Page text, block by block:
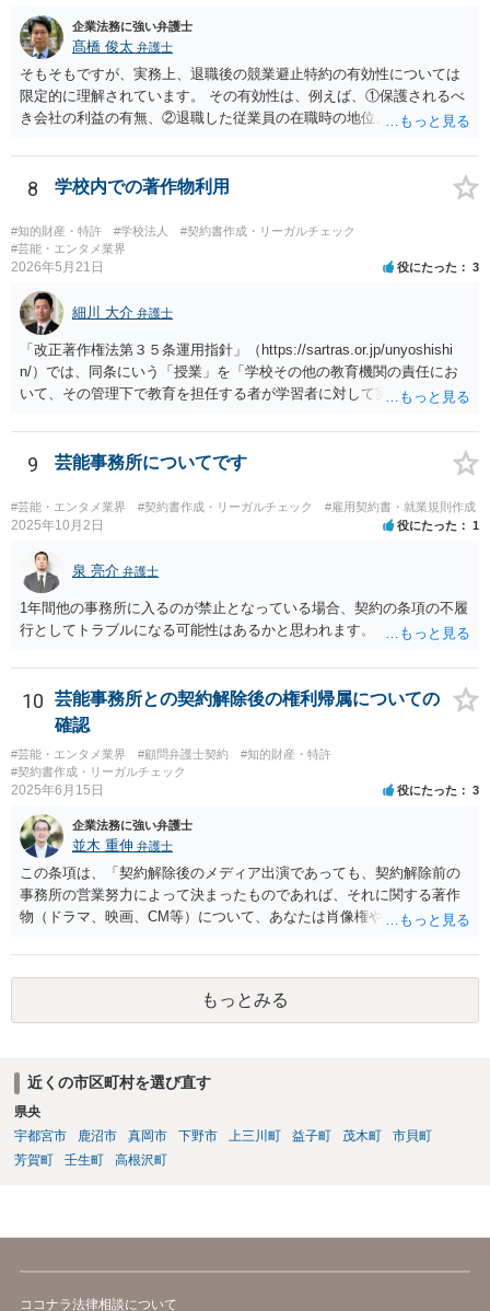
企業法務に強い弁護士
髙橋 俊太 弁護士
そもそもですが、実務上、退職後の競業避止特約の有効性については
限定的に理解されています。 その有効性は、例えば、①保護されるべ
き会社の利益の有無、②退職した従業員の在職時の地位、③地域的限
囲、⑥代償措置の有無といった判断要素によって検討されます。 いず
れにしても、書面を拝見するなど具体的な事情を詳しくお伺いする必
ては会社側の請求は認められにくいのではないかという印象です。
8 学校内での著作物利用
#知的財産・特許 #学校法人
#契約書作成・リーガルチェック
#芸能・エンタメ業界
2026年5月21日 役にたった 3
細川 大介 弁護士
「改正著作権法第３５条運用指針」（https://sartras.or.jp/unyoshishi
n/）では、同条にいう「授業」を「学校その他の教育機関の責任にお
いて、その管理下で教育を担任する者が学習者に対して実施する教育
級活動・クラブ活動・学校行事等）、部活動、課外補習授業等を、該
当しない例として自主的なボランティア活動・保護者会・ＰＴＡ活動
校司書は、学校図書館法第６条第１項上「専ら学校図書館の職務に従
事する職員」と位置づけられ、運用指針にいう「教育を担任する者」
書館独自の読書推進活動であり、該当例のいずれにも当たりません。
したがって、本件展示は「授業の過程」要件を満たさず、３５条によ
る適法化はできないと考えられます。 ただし、繰り返しになります
が、ご相談のケースのような事案が裁判沙汰になることが現実的には
のと思われます。
9 芸能事務所についてです
#芸能・エンタメ業界 #契約書作成・リーガルチェック #雇用契約書・就業規則作成
2025年10月2日 役にたった 1
泉 亮介 弁護士
1年間他の事務所に入るのが禁止となっている場合、契約の条項の不履
行としてトラブルになる可能性はあるかと思われます。
10
芸能事務所との契約解除後の権利帰属についての
確認
#芸能・エンタメ業界 #顧問弁護士契約
#知的財産・特許
#契約書作成・リーガルチェック
2025年6月15日 役にたった 3
企業法務に強い弁護士
並木 重伸 弁護士
この条項は、「契約解除後のメディア出演であっても、契約解除前の
事務所の営業努力によって決まったものであれば、それに関する著作
物（ドラマ、映画、CM等）について、あなたは肖像権やパブリシティ
う意味と思われます。 事務所が獲得した仕事から生じる権利を、解除
後も事務所が管理すること自体には合理性がある場合もあります。し
かし「事務所に帰属する」という表現は、本来他人に譲渡できるもの
ではない肖像権等が事務所に渡ってしまうかのようにも読め、あなた
届の内容が適切かどうか弁護士に直接相談のうえ、可能であれば事務
所と協議することをお勧めします。
もっとみる
近くの市区町村を選び直す
県央
宇都宮市
鹿沼市 真岡市 下野市 上三川町 益子町 茂木町
市貝町
芳賀町
壬生町 高根沢町
ココナラ法律相談について